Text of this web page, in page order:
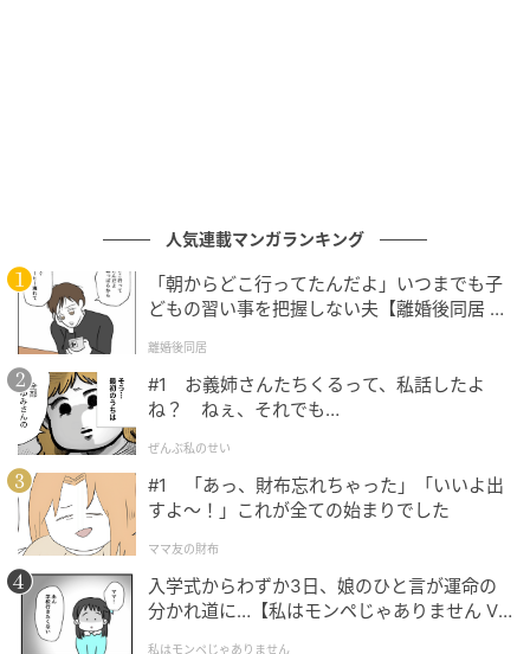
人気連載マンガランキング
「朝からどこ行ってたんだよ」いつまでも子
どもの習い事を把握しない夫【離婚後同居 Vo
離婚後同居
#1 お義姉さんたちくるって、私話したよ
ね？ ねぇ、それでも…
ぜんぶ私のせい
#1 「あっ、財布忘れちゃった」「いいよ出
すよ〜！」これが全ての始まりでした
ママ友の財布
入学式からわずか3日、娘のひと言が運命の
分かれ道に…【私はモンペじゃありません Vo
私はモンペじゃありません